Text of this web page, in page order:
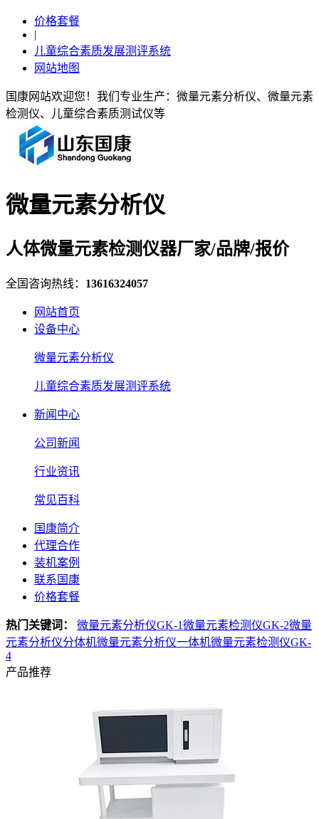
价格套餐
|
儿童综合素质发展测评系统
网站地图
国康网站欢迎您！我们专业生产：微量元素分析仪、微量元素
检测仪、儿童综合素质测试仪等
微量元素分析仪
人体微量元素检测仪器厂家/品牌/报价
全国咨询热线： 13616324057
网站首页
设备中心
微量元素分析仪
儿童综合素质发展测评系统
新闻中心
公司新闻
行业资讯
常见百科
国康简介
代理合作
装机案例
联系国康
价格套餐
热门关键词： 微量元素分析仪GK-1微量元素检测仪GK-2微量
元素分析仪分体机微量元素分析仪一体机微量元素检测仪GK-
4
产品推荐